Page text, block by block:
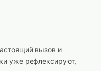
вызов и
уже рефлексируют,